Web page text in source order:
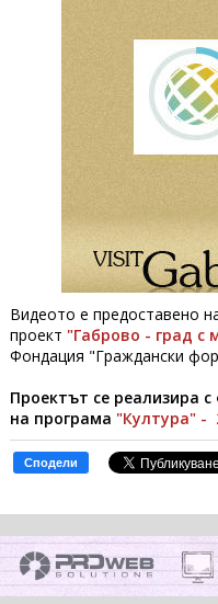
Видеото е предоставено
проект "Габрово - град с
Фондация "Граждански
Проектът се реализира
на програма "Култура" -
Сподели